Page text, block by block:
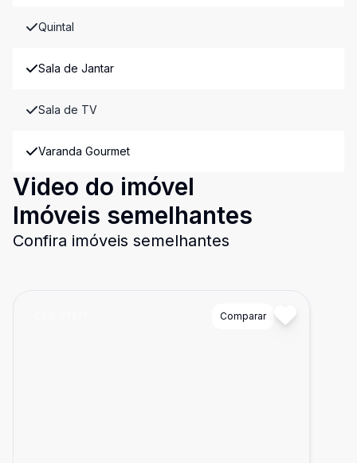
Quintal
Sala de Jantar
Sala de TV
Varanda Gourmet
Video do imóvel
Imóveis semelhantes
Confira imóveis semelhantes
Comparar